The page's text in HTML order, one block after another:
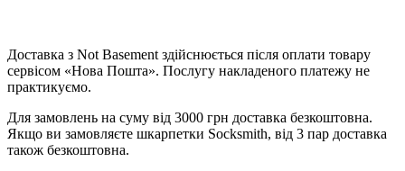
Доставка з Not Basement здійснюється після оплати товару
сервісом «Нова Пошта». Послугу накладеного платежу не
практикуємо.
Для замовлень на суму від 3000 грн доставка безкоштовна.
Якщо ви замовляєте шкарпетки Socksmith, від 3 пар доставка
також безкоштовна.